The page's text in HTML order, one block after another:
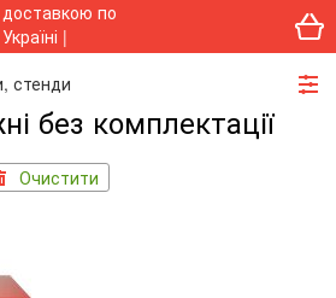
стенди
без комплектації
Очистити